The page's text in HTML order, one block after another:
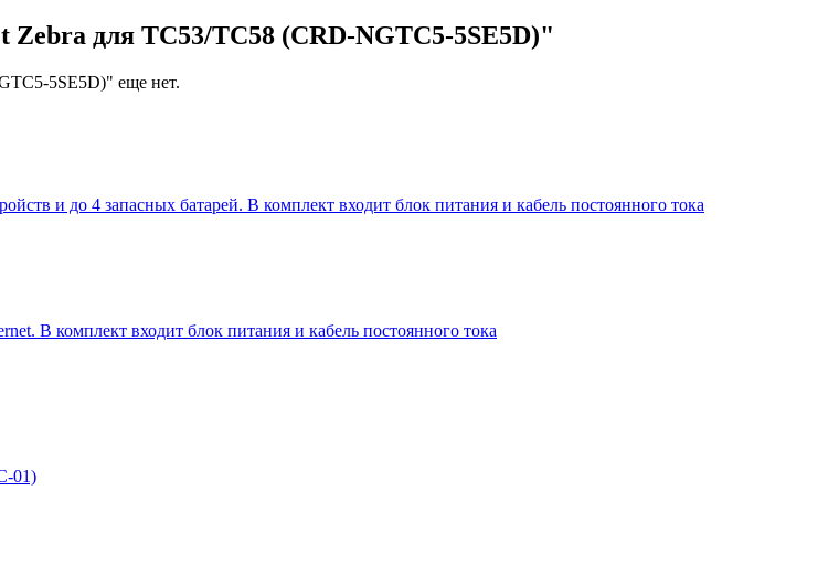
для TC53/TC58 (CRD-NGTC5-5SE5D)"
5SE5D)" еще нет.
и до 4 запасных батарей. В комплект входит блок питания и кабель постоянного тока
В комплект входит блок питания и кабель постоянного тока
01)